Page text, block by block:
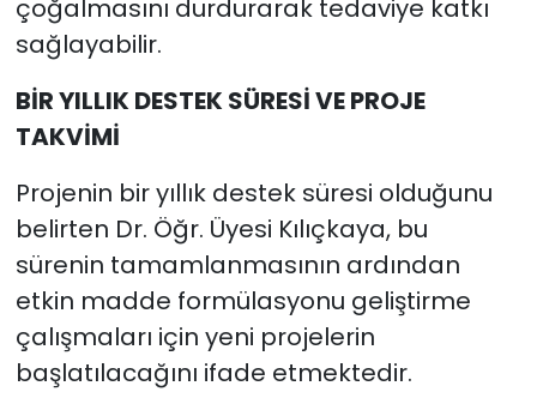
çoğalmasını durdurarak tedaviye katkı
sağlayabilir.
BİR YILLIK DESTEK SÜRESİ VE PROJE
TAKVİMİ
Projenin bir yıllık destek süresi olduğunu
belirten Dr. Öğr. Üyesi Kılıçkaya, bu
sürenin tamamlanmasının ardından
etkin madde formülasyonu geliştirme
çalışmaları için yeni projelerin
başlatılacağını ifade etmektedir.